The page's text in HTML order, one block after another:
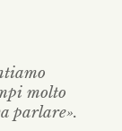
molto
parlare».